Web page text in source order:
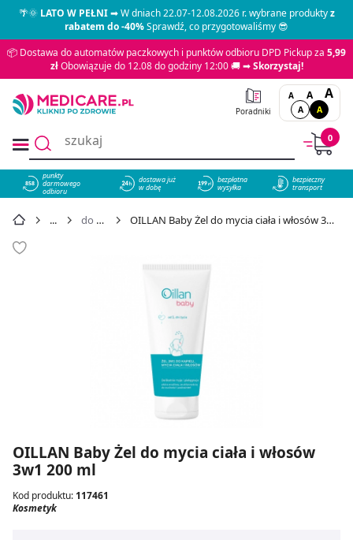
🌴🌞LATO W PEŁNI➡ W dniach 22.07-12.08.2026 r. wybrane produktyz
rabatem do -40%Sprawdź, co przygotowaliśmy 😎
📦 Dostawa do automatów paczkowych i punktów odbioru DPD Pickup za 5,99
złObowiązuje do 12.08 do godziny 12:00 🚚 ➡Skorzystaj!
Poradniki
A A A
A A
0
858
punkty
darmowego
odbioru
dostawa już
w dobę
bezpłatna
wysyłka
bezpieczny
transport
do kąpieli OILLAN Baby Żel do mycia ciała i włosów 3w1 200 ml - cena 22,99 zł
OILLAN Baby Żel do mycia ciała i włosów
3w1 200 ml
Kod produktu: 117461
Kosmetyk